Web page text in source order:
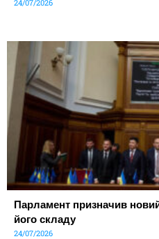
24/07/2026
Парламент призначив
його складу
24/07/2026